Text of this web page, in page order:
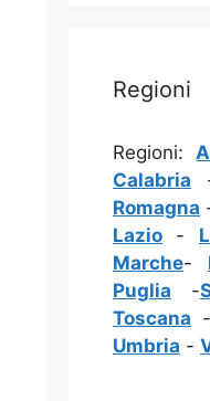
Regioni
Regioni:
Calabria
Romagna
Lazio -
Marche-
Puglia -
Toscana -
Umbria -